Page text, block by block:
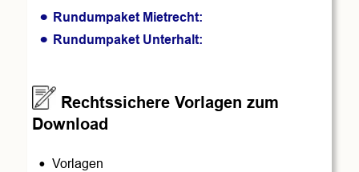
• Rundumpaket Mietrecht:
• Rundumpaket Unterhalt:
      Rechtssichere Vorlagen zum
Download
• Vorlagen